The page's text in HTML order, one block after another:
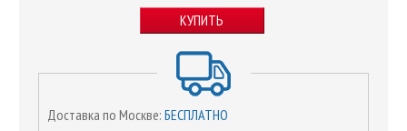
КУПИТЬ
Доставка по Москве: БЕСПЛАТНО